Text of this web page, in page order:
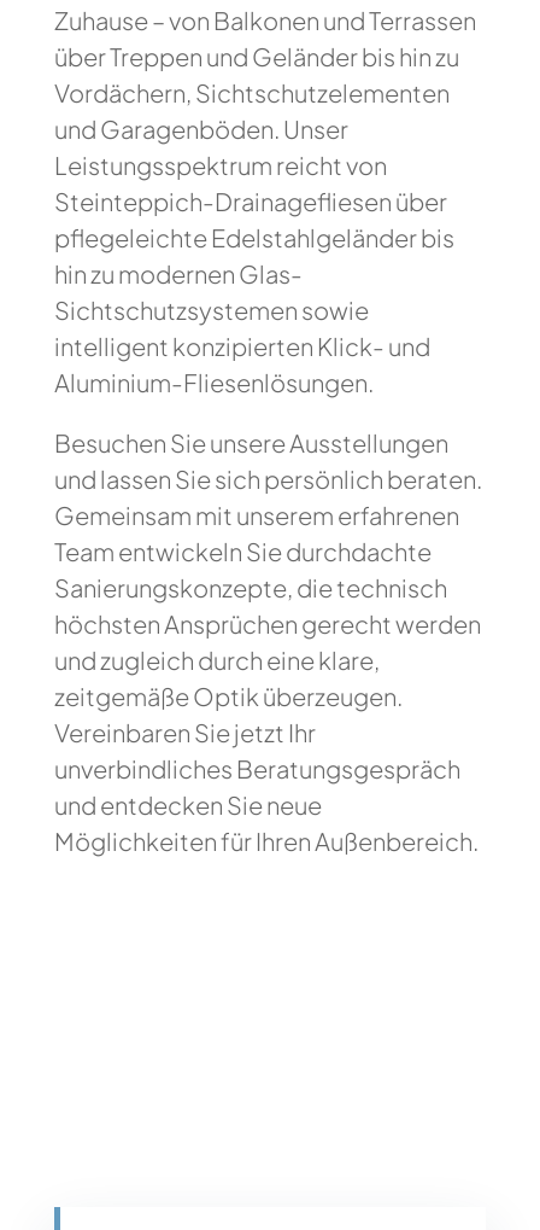
Zuhause – von Balkonen und Terrassen
über Treppen und Geländer bis hin zu
Vordächern, Sichtschutzelementen
und Garagenböden. Unser
Leistungsspektrum reicht von
Steinteppich-Drainagefliesen über
pflegeleichte Edelstahlgeländer bis
hin zu modernen Glas-
Sichtschutzsystemen sowie
intelligent konzipierten Klick- und
Aluminium-Fliesenlösungen.
Besuchen Sie unsere Ausstellungen
und lassen Sie sich persönlich beraten.
Gemeinsam mit unserem erfahrenen
Team entwickeln Sie durchdachte
Sanierungskonzepte, die technisch
höchsten Ansprüchen gerecht werden
und zugleich durch eine klare,
zeitgemäße Optik überzeugen.
Vereinbaren Sie jetzt Ihr
unverbindliches Beratungsgespräch
und entdecken Sie neue
Möglichkeiten für Ihren Außenbereich.